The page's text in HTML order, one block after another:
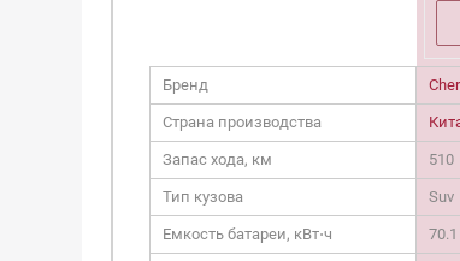
Бренд
Страна производства
Запас хода, км 510
Тип кузова Suv
Емкость батареи, кВт⋅ч 70.1